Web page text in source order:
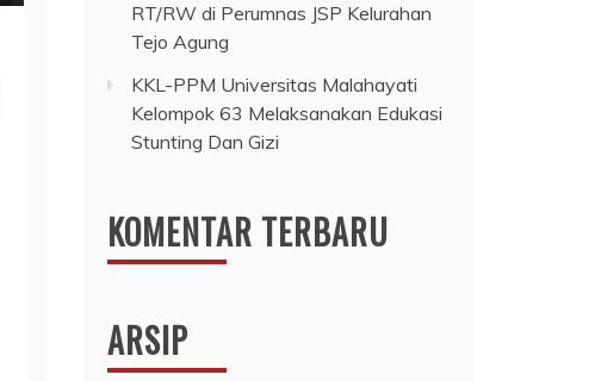
RT/RW di Perumnas JSP Kelurahan
Tejo Agung
KKL-PPM Universitas Malahayati
Kelompok 63 Melaksanakan Edukasi
Stunting Dan Gizi
KOMENTAR TERBARU
ARSIP